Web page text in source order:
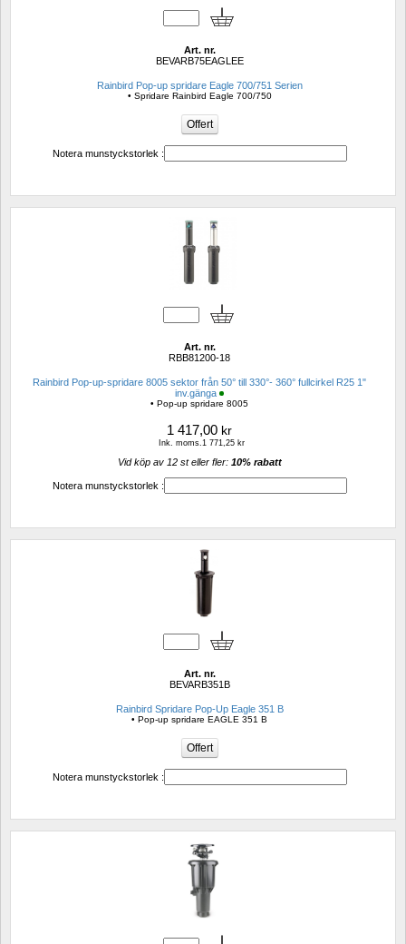
Art. nr.
BEVARB75EAGLEE
Rainbird Pop-up spridare Eagle 700/751 Serien
• Spridare Rainbird Eagle 700/750
Notera munstyckstorlek :
Art. nr.
RBB81200-18
Rainbird Pop-up-spridare 8005 sektor från 50° till 330°- 360° fullcirkel R25 1"
inv.gänga
• Pop-up spridare 8005
1 417,00 kr
Ink. moms.1 771,25 kr
Vid köp av 12 st eller fler: 10% rabatt
Notera munstyckstorlek :
Art. nr.
BEVARB351B
Rainbird Spridare Pop-Up Eagle 351 B
• Pop-up spridare EAGLE 351 B
Notera munstyckstorlek :